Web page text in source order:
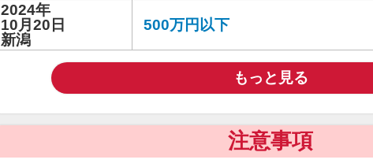
2024年
10月20日
新潟
500万円以下
もっと見る
注意事項